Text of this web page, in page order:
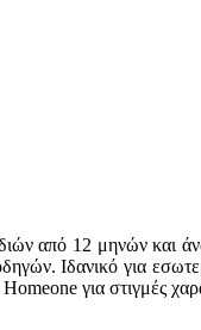
από 12 μηνών
Ιδανικό για
για στιγμές